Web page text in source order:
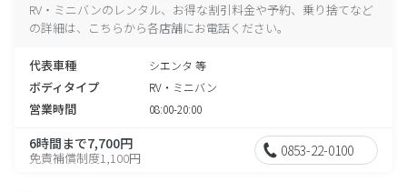
RV・ミニバンのレンタル、お得な割引料金や予約、乗り捨てなど
の詳細は、こちらから各店舗にお電話ください。
代表車種 シエンタ 等
ボディタイプ RV・ミニバン
営業時間 08:00-20:00
6時間まで7,700円
免責補償制度1,100円 0853-22-0100